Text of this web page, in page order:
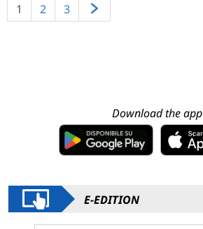
1 2 3
Download the app
E-EDITION